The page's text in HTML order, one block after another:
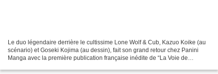
Le duo légendaire derrière le cultissime Lone Wolf & Cub, Kazuo Koike (au
scénario) et Goseki Kojima (au dessin), fait son grand retour chez Panini
Manga avec la première publication française inédite de “La Voie de